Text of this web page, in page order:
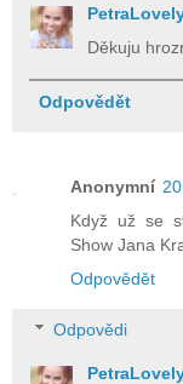
Děkuju
Odpovědět
Anonymní
Když už se
Show Jana
Odpovědět
Odpovědi